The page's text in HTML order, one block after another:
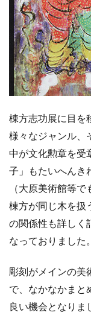
棟方志功展に目を
様々なジャンル、
中が文化勲章を受
子」もたいへんき
（大原美術館等
棟方が同じ木を扱
の関係性も詳しく
なっておりました。
彫刻がメインの美
で、なかなかまと
良い機会となりま